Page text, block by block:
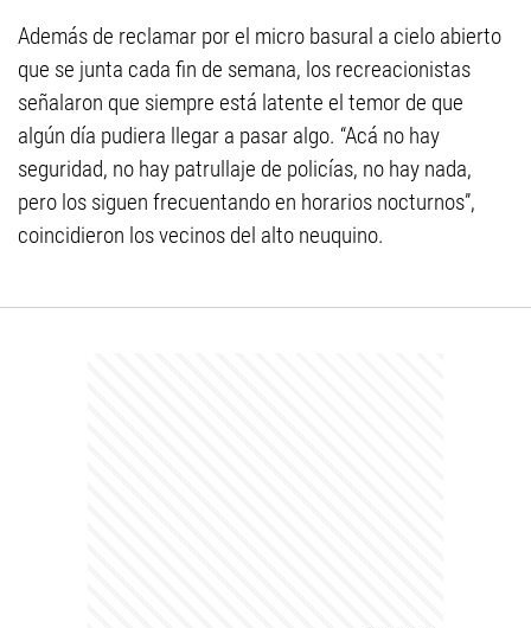
Además de reclamar por el micro basural a cielo abierto
que se junta cada fin de semana, los recreacionistas
señalaron que siempre está latente el temor de que
algún día pudiera llegar a pasar algo. “Acá no hay
seguridad, no hay patrullaje de policías, no hay nada,
pero los siguen frecuentando en horarios nocturnos”,
coincidieron los vecinos del alto neuquino.